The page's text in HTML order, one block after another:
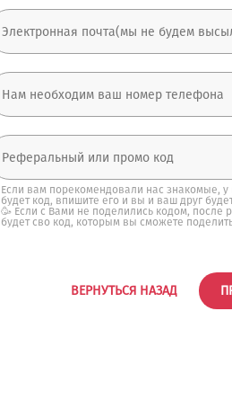
Если вам порекомендовали нас знакомые, у
будет код, впишите его и вы и ваш друг
🥳 Если с Вами не поделились кодом, после
будет сво код, которым вы сможете
ВЕРНУТЬСЯ НАЗАД